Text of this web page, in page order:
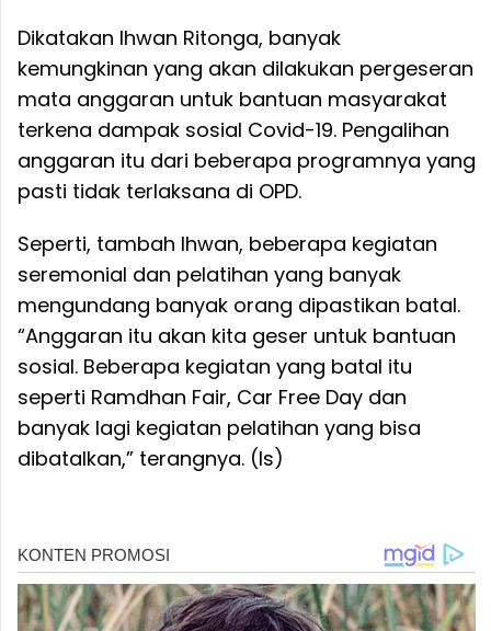
Dikatakan Ihwan Ritonga, banyak
kemungkinan yang akan dilakukan pergeseran
mata anggaran untuk bantuan masyarakat
terkena dampak sosial Covid-19. Pengalihan
anggaran itu dari beberapa programnya yang
pasti tidak terlaksana di OPD.
Seperti, tambah Ihwan, beberapa kegiatan
seremonial dan pelatihan yang banyak
mengundang banyak orang dipastikan batal.
“Anggaran itu akan kita geser untuk bantuan
sosial. Beberapa kegiatan yang batal itu
seperti Ramdhan Fair, Car Free Day dan
banyak lagi kegiatan pelatihan yang bisa
dibatalkan,” terangnya. (Is)